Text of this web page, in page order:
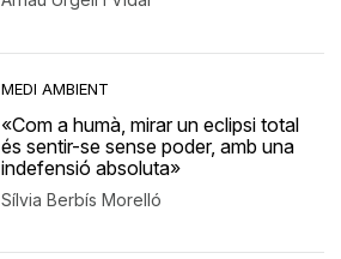
MEDI AMBIENT
«Com a humà, mirar un eclipsi total
és sentir-se sense poder, amb una
indefensió absoluta»
Sílvia Berbís Morelló